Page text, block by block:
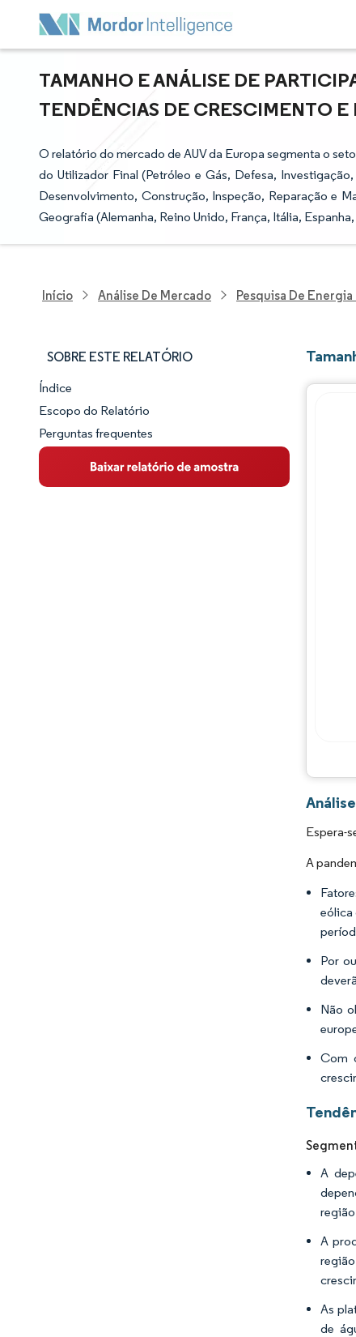
TAMANHO E ANÁLISE DE
TENDÊNCIAS DE CRESCIMENTO E
O relatório do mercado de AUV da Europa segmenta o
do Utilizador Final (Petróleo e Gás, Defesa,
Desenvolvimento, Construção, Inspeção, Reparação e
Geografia (Alemanha, Reino Unido, França, Itália,
Início Análise De Mercado Pesquisa De
SOBRE ESTE RELATÓRIO
Panorama do Mercado
Visão Geral do Mercado
Principais Tendências de Mercado
Índice
Escopo do Relatório
Perguntas frequentes
Espera-
A
eólica
Por
Não
Com
A
A
As
de